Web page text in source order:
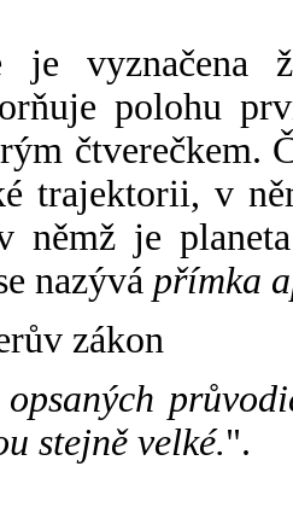
je vyznačena
polohu
čtverečkem.
trajektorii, v
němž je
nazývá přímka
zákon
stejně velké.".